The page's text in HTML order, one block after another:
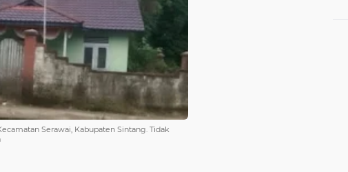
Serawai, Kabupaten Sintang. Tidak